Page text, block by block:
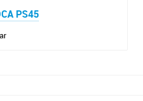
PS45